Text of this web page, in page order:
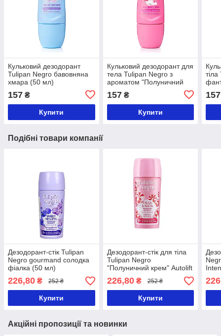
Кульковий дезодорант
Tulipan Negro бавовняна
хмара (50 мл)
157 ₴
Купити
Кульковий дезодорант для
тела Tulipan Negro з
ароматом "Полуничний
157₴
Купити
157
Подібні товари компанії
Дезодорант-стік Tulipan
Negro gourmand солодка
фіалка (50 мл)
226,80 ₴ 252 ₴
Купити
Дезодорант-стік для тіла
Tulipan Negro
"Полуничний крем" Autolift
(60 мл)
226,80₴ 252 ₴
Купити
Акційні пропозиції та новинки